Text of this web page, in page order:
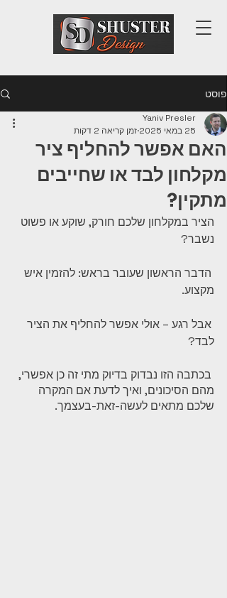
פוסט
האם אפשר להחליף ציר
מקלחון לבד או שחייבים
מתקין?
Yaniv Presler
25 במאי 2025
זמן קריאה 2 דקות
הציר במקלחון שלכם חורק, שוקע או פשוט
נשבר?
הדבר הראשון שעובר בראש: להזמין איש
מקצוע.
אבל רגע – אולי אפשר להחליף את הציר
לבד?
בכתבה הזו נבדוק בדיוק מתי זה כן אפשרי,
מהם הסיכונים, ואיך לדעת אם המקרה
שלכם מתאים לעשה-זאת-בעצמך.